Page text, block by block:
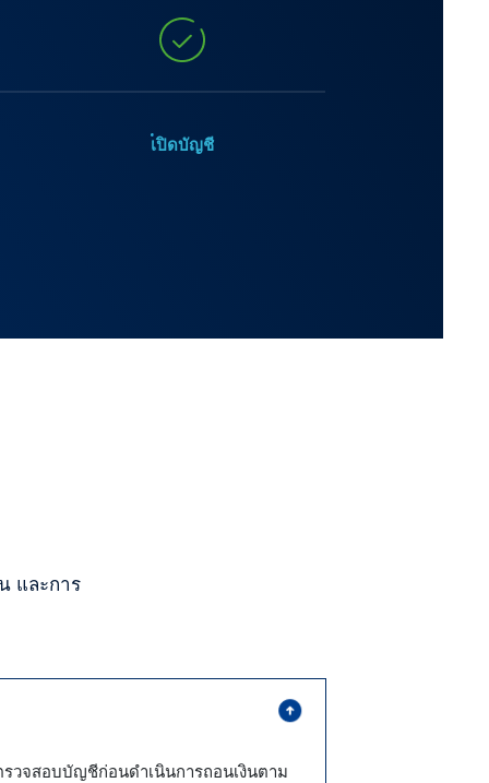
เปิดบัญชี
และการ
วจสอบบัญชีก่อนดำเนินการถอนเงินตาม